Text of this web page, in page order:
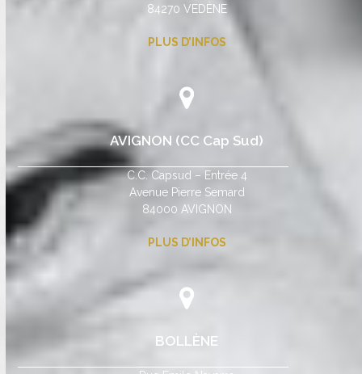
84270 VEDÈNE
PLUS D’INFOS
AVIGNON (CC Cap Sud)
C.C. Capsud – Entrée 4
Avenue Pierre Semard
84000 AVIGNON
PLUS D’INFOS
BOLLÈNE